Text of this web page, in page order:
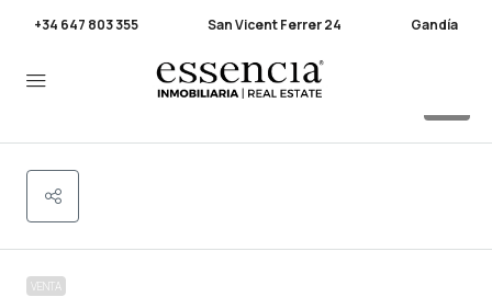
+34 647 803 355 San Vicent Ferrer 24 Gandía
VENTA